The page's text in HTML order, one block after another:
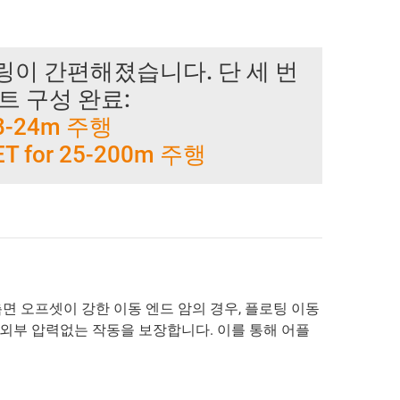
이 간편해졌습니다. 단 세 번
구성 완료:
24m 주행
for 25-200m 주행
오프셋이 강한 이동 엔드 암의 경우, 플로팅 이동
부 압력없는 작동을 보장합니다. 이를 통해 어플